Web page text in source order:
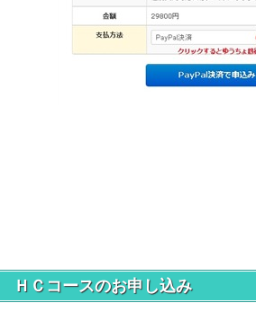
ＨＣコースのお申し込み